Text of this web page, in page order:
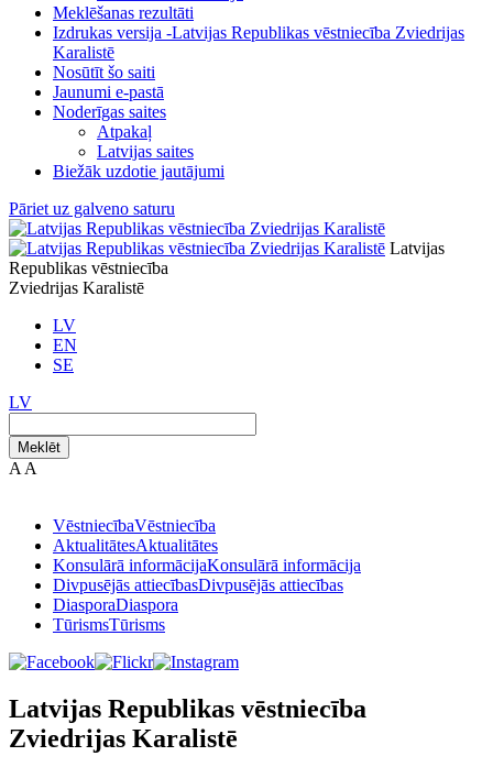
Meklēšanas rezultāti
Izdrukas versija -Latvijas Republikas vēstniecība Zviedrijas
Karalistē
Nosūtīt šo saiti
Jaunumi e-pastā
Noderīgas saites
Atpakaļ
Latvijas saites
Biežāk uzdotie jautājumi
Pāriet uz galveno saturu
Latvijas
Republikas vēstniecība
Zviedrijas Karalistē
LV
EN
SE
LV
Meklēt
A A
VēstniecībaVēstniecība
AktualitātesAktualitātes
Konsulārā informācijaKonsulārā informācija
Divpusējās attiecībasDivpusējās attiecības
DiasporaDiaspora
TūrismsTūrisms
Latvijas Republikas vēstniecība
Zviedrijas Karalistē